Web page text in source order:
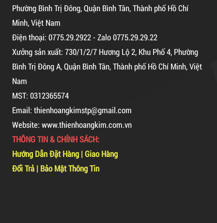
Dây Rút Nhựa Trắng Và Đen 10cm, 3*100
5,000 VNĐ 5,200 VNĐ
Mã sản phẩm: DR10
10,000 VNĐ 12,000 VNĐ
Combo 60 cây băng keo trong
200Y 1.8kg
63,000 VNĐ65,000 VNĐ
Dây rút nhựa trắng và đen 10cm,
3*100
Phường Bình Trị Đông, Quận Bình Tân, Thành phố Hồ Chí
Minh, Việt Nam
Điện thoại: 0775.29.2922 - Zalo 0775.29.29.22
Xưởng sản xuất: 730/1/2/7 Hương Lộ 2, Khu Phố 4, Phường
Bình Trị Đông A, Quận Bình Tân, Thành phố Hồ Chí Minh, Việt
Nam
MST: 0312365574
Email: thienhoangkimstp@gmail.com
Website: www.thienhoangkim.com.vn
THÔNG TIN & CHÍNH SÁCH:
Hướng Dẫn Đặt Hàng | Giao Hàng
Đổi Trả | Bảo Mật Thông Tin